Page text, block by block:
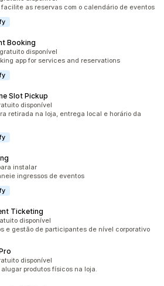
todo
as reservas com o calendário de eventos
Booking
disponível
app for services and reservations
Slot Pickup
disponível
retirada na loja, entrega local e horário da
instalar
ingressos de eventos
Ticketing
disponível
e gestão de participantes de nível corporativo
disponível
produtos físicos na loja.